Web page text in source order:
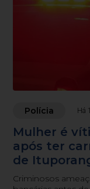
Polícia Há
Mulher é
após ter
de
Criminosos